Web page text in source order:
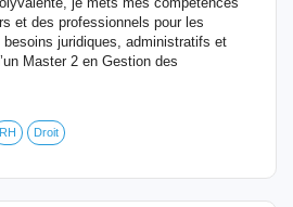
et des professionnels pour les
juridiques, administratifs et
Master 2 en Gestion des
RH Droit